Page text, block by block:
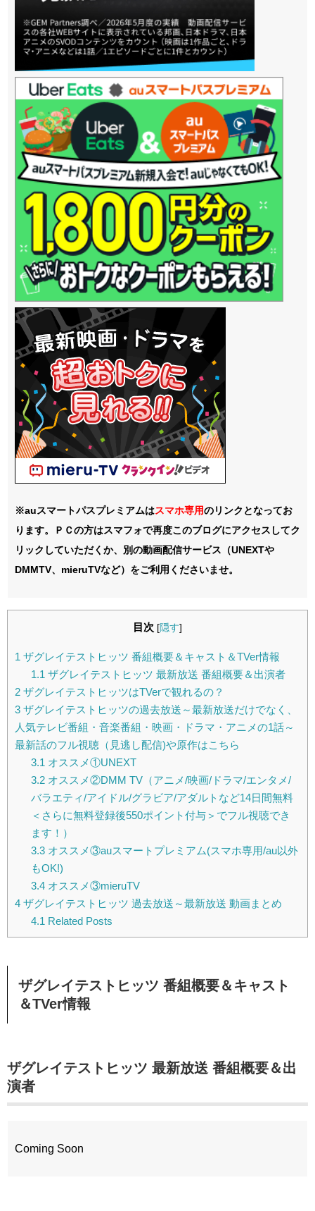
※auスマートパスプレミアムはスマホ専用のリンクとなってお
ります。ＰＣの方はスマフォで再度このブログにアクセスしてク
リックしていただくか、別の動画配信サービス（UNEXTや
DMMTV、mieruTVなど）をご利用くださいませ。
目次 [隠す]
1 ザグレイテストヒッツ 番組概要＆キャスト＆TVer情報
1.1 ザグレイテストヒッツ 最新放送 番組概要＆出演者
2 ザグレイテストヒッツはTVerで観れるの？
3 ザグレイテストヒッツの過去放送～最新放送だけでなく、
人気テレビ番組・音楽番組・映画・ドラマ・アニメの1話～
最新話のフル視聴（見逃し配信)や原作はこちら
3.1 オススメ①UNEXT
3.2オススメ②DMM TV（アニメ/映画/ドラマ/エンタメ/
バラエティ/アイドル/グラビア/アダルトなど14日間無料
＜さらに無料登録後550ポイント付与＞でフル視聴でき
ます！）
3.3オススメ③auスマートプレミアム(スマホ専用/au以外
もOK!)
3.4オススメ③mieruTV
4 ザグレイテストヒッツ 過去放送～最新放送 動画まとめ
4.1 Related Posts
ザグレイテストヒッツ 番組概要＆キャスト
＆TVer情報
ザグレイテストヒッツ 最新放送 番組概要＆出
演者
Coming Soon